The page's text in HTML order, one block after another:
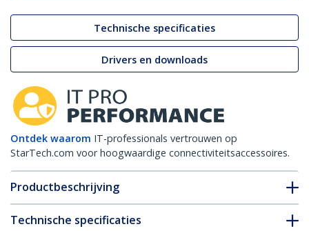
Technische specificaties
Drivers en downloads
Ontdek waarom IT-professionals vertrouwen op
StarTech.com voor hoogwaardige connectiviteitsaccessoires.
Productbeschrijving
Technische specificaties